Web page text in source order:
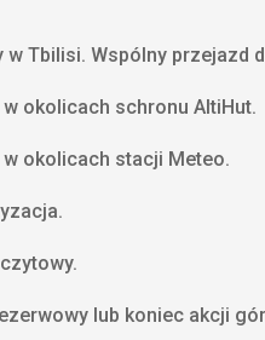
Tbilisi. Wspólny przejazd
okolicach schronu AltiHut.
okolicach stacji Meteo.
lub koniec akcji